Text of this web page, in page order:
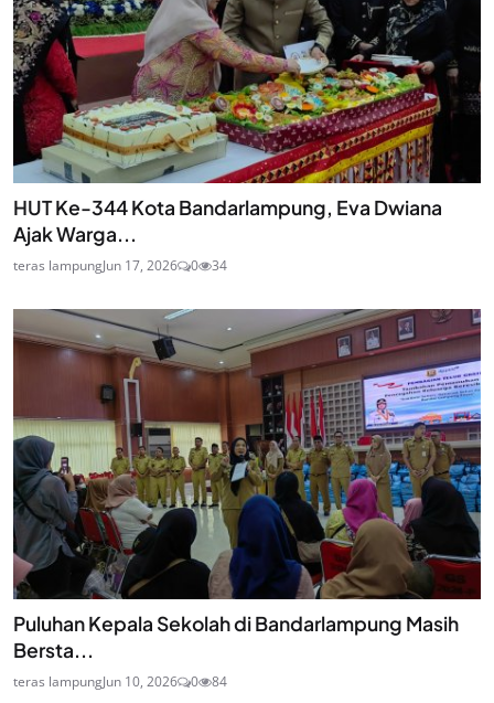
HUT Ke-344 Kota Bandarlampung, Eva Dwiana
Ajak Warga...
teras lampungJun 17, 2026 0 34
Puluhan Kepala Sekolah di Bandarlampung Masih
Bersta...
teras lampungJun 10, 2026 0 84